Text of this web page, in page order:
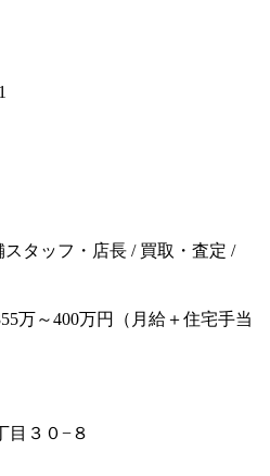
タッフ・店長 / 買取・査定 /
万～400万円（月給＋住宅手当
目３０−８